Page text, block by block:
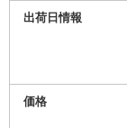
出荷日情報
価格